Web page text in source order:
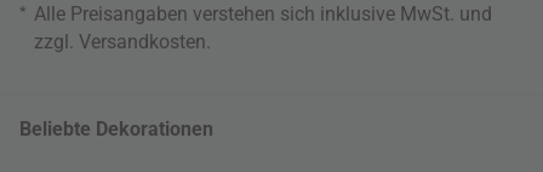
* Alle Preisangaben verstehen sich inklusive MwSt. und
zzgl. Versandkosten
Beliebte Dekorationen